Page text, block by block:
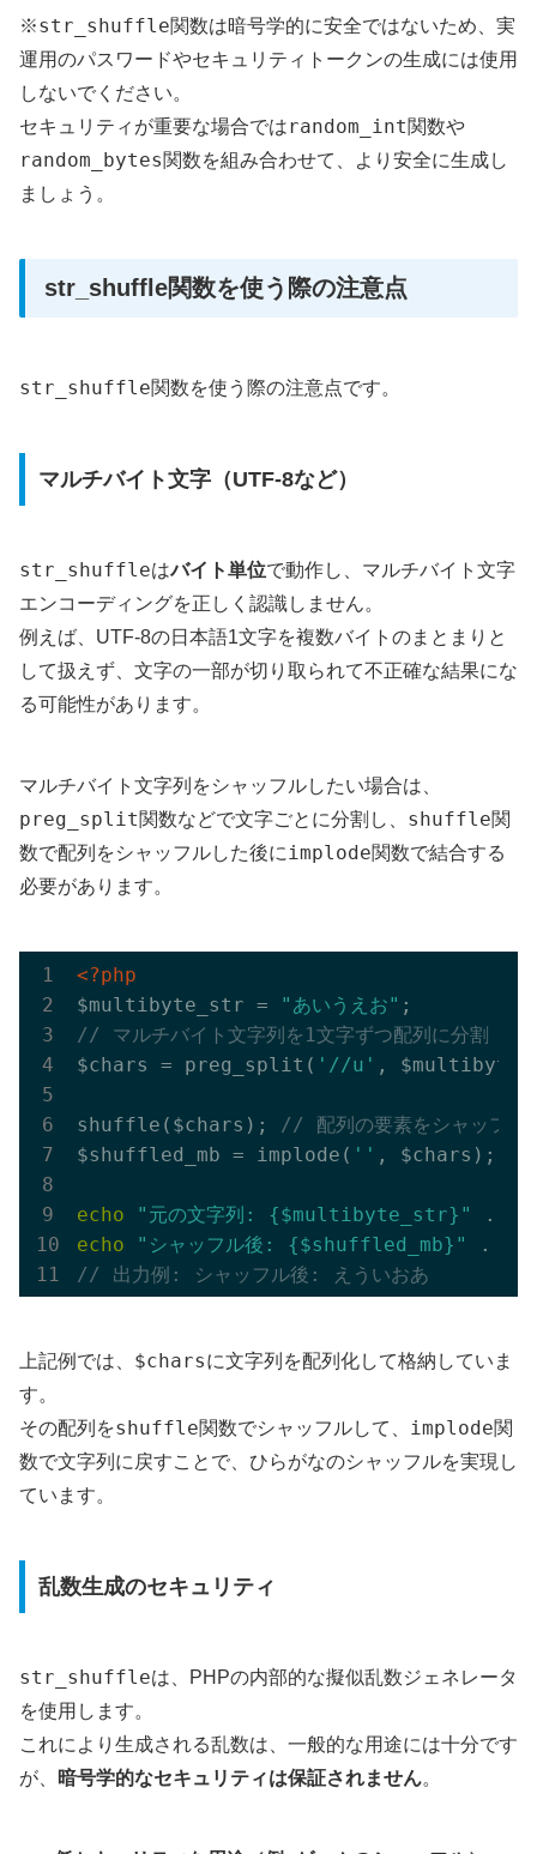
※str_shuffle関数は暗号学的に安全ではないため、実
運用のパスワードやセキュリティトークンの生成には使用
しないでください。
セキュリティが重要な場合ではrandom_int関数や
random_bytes関数を組み合わせて、より安全に生成し
ましょう。
str_shuffle関数を使う際の注意点
str_shuffle関数を使う際の注意点です。
マルチバイト文字（UTF-8など）
str_shuffleはバイト単位で動作し、マルチバイト文字
エンコーディングを正しく認識しません。
例えば、UTF-8の日本語1文字を複数バイトのまとまりと
して扱えず、文字の一部が切り取られて不正確な結果にな
る可能性があります。
マルチバイト文字列をシャッフルしたい場合は、
preg_split関数などで文字ごとに分割し、 shuffle関
数で配列をシャッフルした後にimplode関数で結合する
必要があります。
<?php
$multibyte_str =
"あいうえお"
// マルチバイト文字列を1文字ずつ配列に分割
$chars = preg_split( '//u' ,
shuffle($chars);
// 配列の要素をシャッフル
$shuffled_mb = implode( '' , $chars);
echo
"元の文字列: {$multibyte_str}"
echo
"シャッフル後: {$shuffled_mb}"
// 出力例: シャッフル後: えういおあ
上記例では、 $charsに文字列を配列化して格納していま
す。
その配列をshuffle関数でシャッフルして、 implode関
数で文字列に戻すことで、ひらがなのシャッフルを実現し
ています。
乱数生成のセキュリティ
str_shuffleは、PHPの内部的な擬似乱数ジェネレータ
を使用します。
これにより生成される乱数は、一般的な用途には十分です
が、
暗号学的なセキュリティは保証されません。